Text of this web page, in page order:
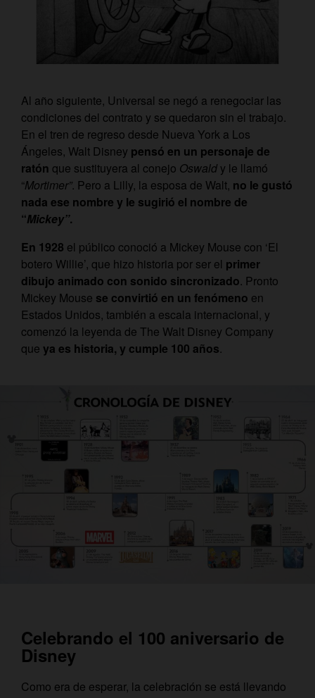
Al año siguiente, Universal se negó a renegociar las
condiciones del contrato y se quedaron sin el trabajo.
En el tren de regreso desde Nueva York a Los
Ángeles, Walt Disney pensó en un personaje de
ratón que sustituyera al conejo Oswald y le llamó
“Mortimer”. Pero a Lilly, la esposa de Walt, no le gustó
nada ese nombre y le sugirió el nombre de
“Mickey”.
En 1928 el público conoció a Mickey Mouse con ‘El
botero Willie’, que hizo historia por ser el primer
dibujo animado con sonido sincronizado. Pronto
Mickey Mouse se convirtió en un fenómeno en
Estados Unidos, también a escala internacional, y
comenzó la leyenda de The Walt Disney Company
que ya es historia, y cumple 100 años.
Celebrando el 100 aniversario de
Disney
Como era de esperar, la celebración se está llevando